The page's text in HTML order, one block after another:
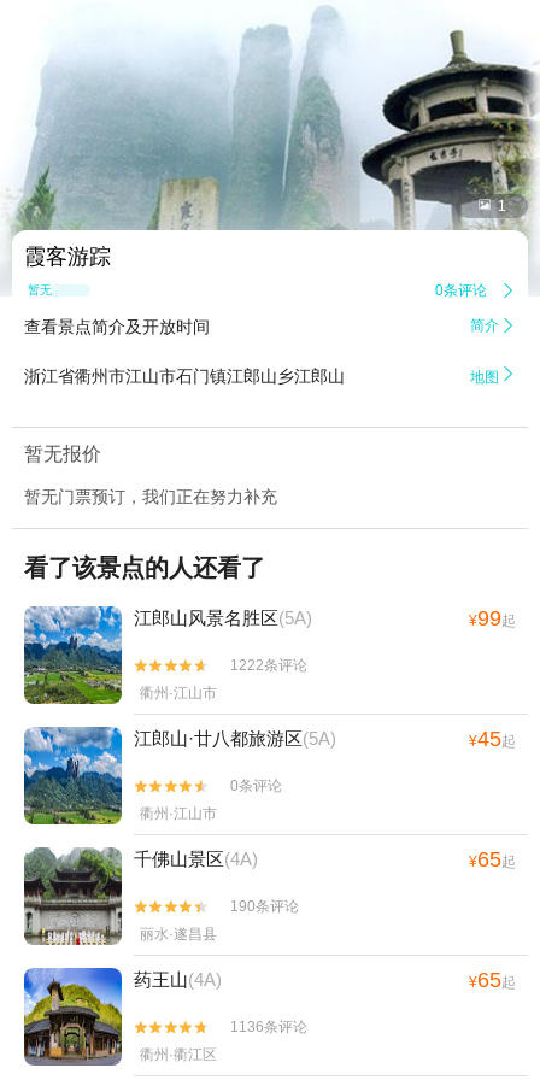
 1
霞客游踪
暂无点评 0条评论 
查看景点简介及开放时间 简介 
浙江省衢州市江山市石门镇江郎山乡江郎山 地图 
暂无报价
暂无门票预订，我们正在努力补充
看了该景点的人还看了
江郎山风景名胜区(5A) ¥99起


1222条评论
衢州·江山市
江郎山·廿八都旅游区(5A) ¥45起


0条评论
衢州·江山市
千佛山景区(4A) ¥65起


190条评论
丽水·遂昌县
药王山(4A) ¥65起


1136条评论
衢州·衢江区